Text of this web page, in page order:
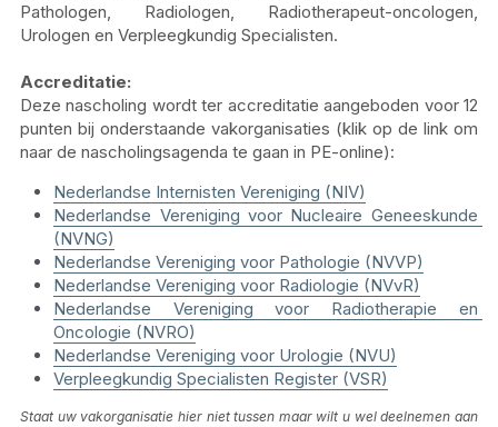
Pathologen, Radiologen, Radiotherapeut-oncologen,
Urologen en Verpleegkundig Specialisten.
Accreditatie:
Deze nascholing wordt ter accreditatie aangeboden voor 12
punten bij onderstaande vakorganisaties (klik op de link om
naar de nascholingsagenda te gaan in PE-online):
Nederlandse Internisten Vereniging (NIV)
Nederlandse Vereniging voor Nucleaire Geneeskunde
(NVNG)
Nederlandse Vereniging voor Pathologie (NVVP)
Nederlandse Vereniging voor Radiologie (NVvR)
Nederlandse Vereniging voor Radiotherapie en
Oncologie (NVRO)
Nederlandse Vereniging voor Urologie (NVU)
Verpleegkundig Specialisten Register (VSR)
Staat uw vakorganisatie hier niet tussen maar wilt u wel deelnemen aan